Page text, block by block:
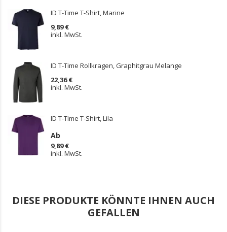
ID T-Time T-Shirt, Marine
9,89 €
inkl. MwSt.
ID T-Time Rollkragen, Graphitgrau Melange
22,36 €
inkl. MwSt.
ID T-Time T-Shirt, Lila
Ab
9,89 €
inkl. MwSt.
DIESE PRODUKTE KÖNNTE IHNEN AUCH
GEFALLEN